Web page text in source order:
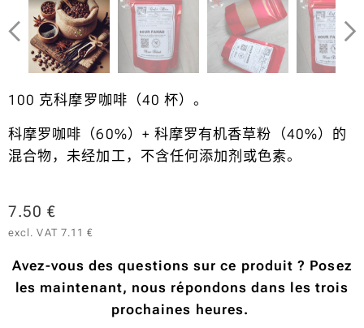
100 克科摩罗咖啡（40 杯）。
科摩罗咖啡（60%）+ 科摩罗有机香草粉（40%）的
混合物，未经加工，不含任何添加剂或色素。
7.50 €
excl. VAT 7.11 €
Avez-vous des questions sur ce produit ? Posez
les maintenant, nous répondons dans les trois
prochaines heures.